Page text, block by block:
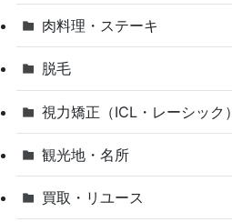
肉料理・ステーキ
脱毛
視力矯正（ICL・レーシック）
観光地・名所
買取・リユース